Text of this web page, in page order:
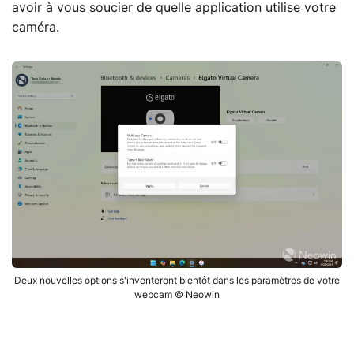
avoir à vous soucier de quelle application utilise votre
caméra.
Deux nouvelles options s'inventeront bientôt dans les paramètres de votre
webcam © Neowin